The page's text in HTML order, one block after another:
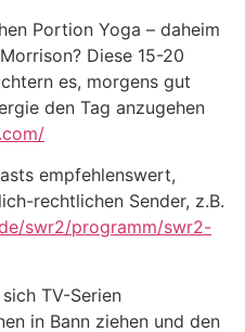
Portion Yoga – daheim
Diese 15-20
es, morgens gut
den Tag anzugehen
empfehlenswert,
rechtlichen Sender, z.B.
swr2/programm/swr2-
TV-Serien
in Bann ziehen und den